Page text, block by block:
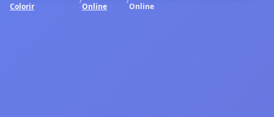
Colorir Online
Colorir
Online
Online